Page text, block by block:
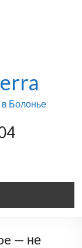
в Болонье
— не